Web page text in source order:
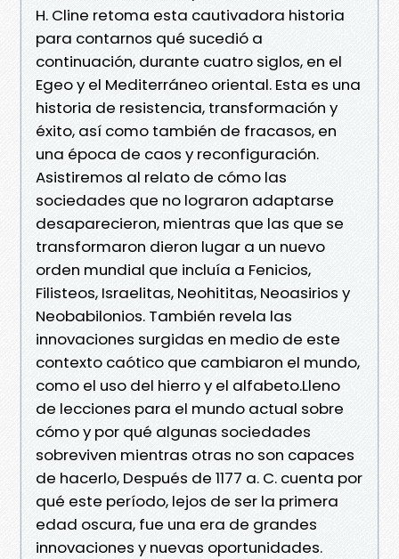
H. Cline retoma esta cautivadora historia
para contarnos qué sucedió a
continuación, durante cuatro siglos, en el
Egeo y el Mediterráneo oriental. Esta es una
historia de resistencia, transformación y
éxito, así como también de fracasos, en
una época de caos y reconfiguración.
Asistiremos al relato de cómo las
sociedades que no lograron adaptarse
desaparecieron, mientras que las que se
transformaron dieron lugar a un nuevo
orden mundial que incluía a Fenicios,
Filisteos, Israelitas, Neohititas, Neoasirios y
Neobabilonios. También revela las
innovaciones surgidas en medio de este
contexto caótico que cambiaron el mundo,
como el uso del hierro y el alfabeto.Lleno
de lecciones para el mundo actual sobre
cómo y por qué algunas sociedades
sobreviven mientras otras no son capaces
de hacerlo, Después de 1177 a. C. cuenta por
qué este período, lejos de ser la primera
edad oscura, fue una era de grandes
innovaciones y nuevas oportunidades.